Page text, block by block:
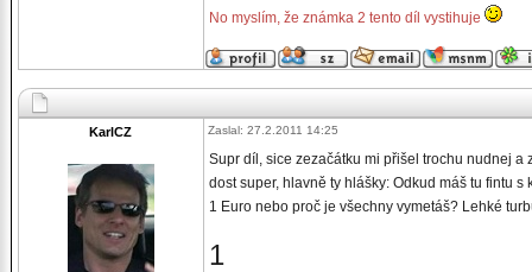
No myslím, že známka 2 tento díl vystihuje
KarlCZ Zaslal: 27.2.2011 14:25
Supr díl, sice zezačátku mi přišel trochu nudnej
dost super, hlavně ty hlášky: Odkud máš tu fintu
1 Euro nebo proč je všechny vymetáš? Lehké
1